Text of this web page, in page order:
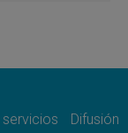
servicios Difusión